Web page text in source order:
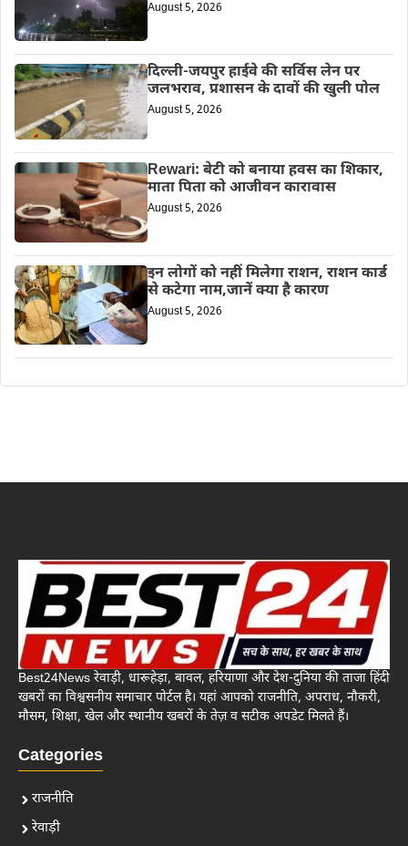
August 5, 2026
दिल्ली-जयपुर हाईवे की सर्विस लेन पर
जलभराव, प्रशासन के दावों की खुली पोल
August 5, 2026
Rewari: बेटी को बनाया हवस का शिकार,
माता पिता को आजीवन कारावास
August 5, 2026
इन लोगों को नहीं मिलेगा राशन, राशन कार्ड
से कटेगा नाम,जानें क्या है कारण
August 5, 2026
Best24News रेवाड़ी, धारूहेड़ा, बावल, हरियाणा और देश-दुनिया की ताजा हिंदी
खबरों का विश्वसनीय समाचार पोर्टल है। यहां आपको राजनीति, अपराध, नौकरी,
मौसम, शिक्षा, खेल और स्थानीय खबरों के तेज़ व सटीक अपडेट मिलते हैं।
Categories
राजनीति
रेवाड़ी